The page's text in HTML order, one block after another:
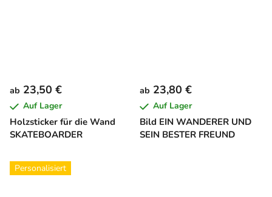
Holzsticker für die Wand
SKATEBOARDER
ab 23,50 €
Auf Lager
Bild EIN WANDERER UND
SEIN BESTER FREUND
ab 23,80 €
Auf Lager
Personalisiert